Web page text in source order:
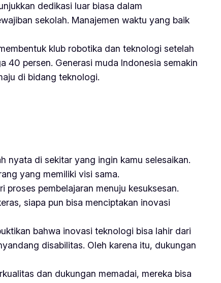
dedikasi luar biasa dalam
sekolah. Manajemen waktu yang baik
klub robotika dan teknologi setelah
40 persen. Generasi muda Indonesia semakin
di bidang teknologi.
nyata di sekitar yang ingin kamu selesaikan.
yang memiliki visi sama.
pembelajaran menuju kesuksesan.
siapa pun bisa menciptakan inovasi
bahwa inovasi teknologi bisa lahir dari
disabilitas. Oleh karena itu, dukungan
dan dukungan memadai, mereka bisa